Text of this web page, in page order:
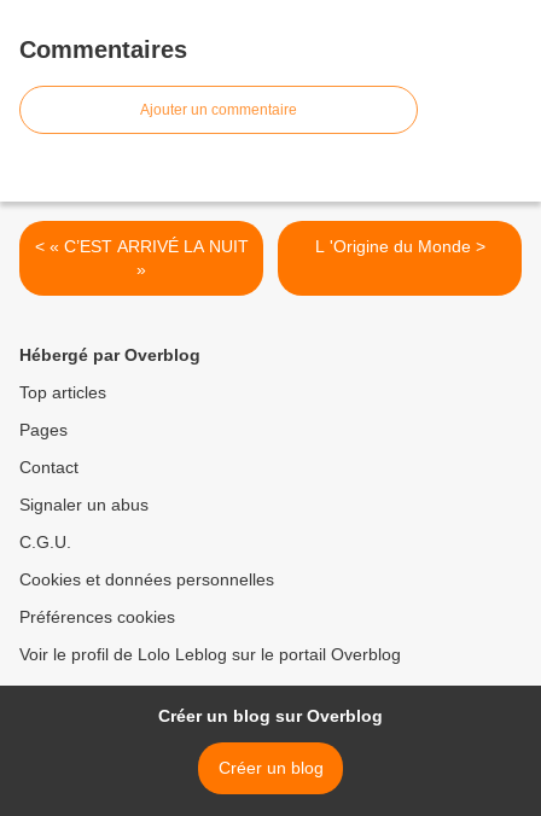
Commentaires
Ajouter un commentaire
< « C’EST ARRIVÉ LA NUIT
»
L 'Origine du Monde >
Hébergé par Overblog
Top articles
Pages
Contact
Signaler un abus
C.G.U.
Cookies et données personnelles
Préférences cookies
Voir le profil de Lolo Leblog sur le portail Overblog
Créer un blog sur Overblog
Créer un blog